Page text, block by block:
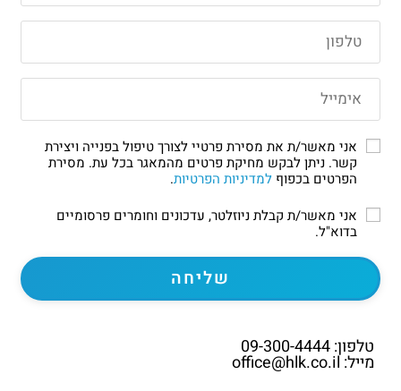
אני מאשר/ת את מסירת פרטיי לצורך טיפול בפנייה ויצירת
קשר. ניתן לבקש מחיקת פרטים מהמאגר בכל עת. מסירת
הפרטים בכפוף למדיניות הפרטיות.
אני מאשר/ת קבלת ניוזלטר, עדכונים וחומרים פרסומיים
בדוא"ל.
טלפון: 09-300-4444
מייל: office@hlk.co.il